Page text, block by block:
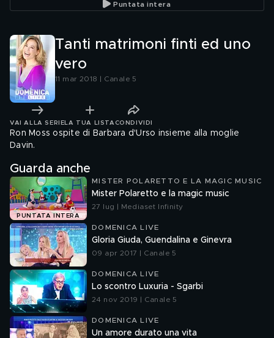
Puntata intera
Tanti matrimoni finti ed uno
vero
11 mar 2018 | Canale 5
VAI ALLA SERIE LA TUA LISTA CONDIVIDI
Ron Moss ospite di Barbara d'Urso insieme alla moglie
Davin.
Guarda anche
PUNTATA INTERA
MISTER POLARETTO E LA MAGIC MUSIC
Mister Polaretto e la magic music
27 lug | Mediaset Infinity
DOMENICA LIVE
Gloria Giuda, Guendalina e Ginevra
09 apr 2017 | Canale 5
DOMENICA LIVE
Lo scontro Luxuria - Sgarbi
24 nov 2019 | Canale 5
DOMENICA LIVE
Un amore durato una vita